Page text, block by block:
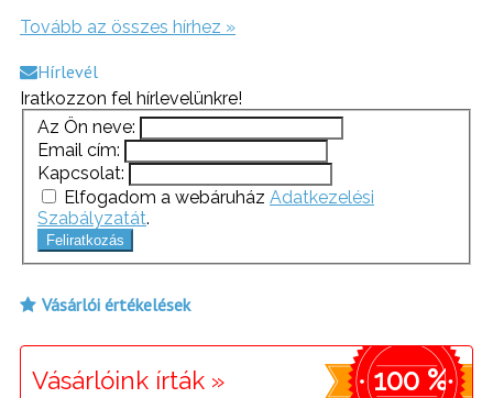
Tovább az összes hírhez »
Hírlevél
Iratkozzon fel hírlevelünkre!
Az Ön neve:
Email cím:
Kapcsolat:
Elfogadom a webáruház Adatkezelési
Szabályzatát.
Feliratkozás
Vásárlói értékelések
Vásárlóink írták » 100 %